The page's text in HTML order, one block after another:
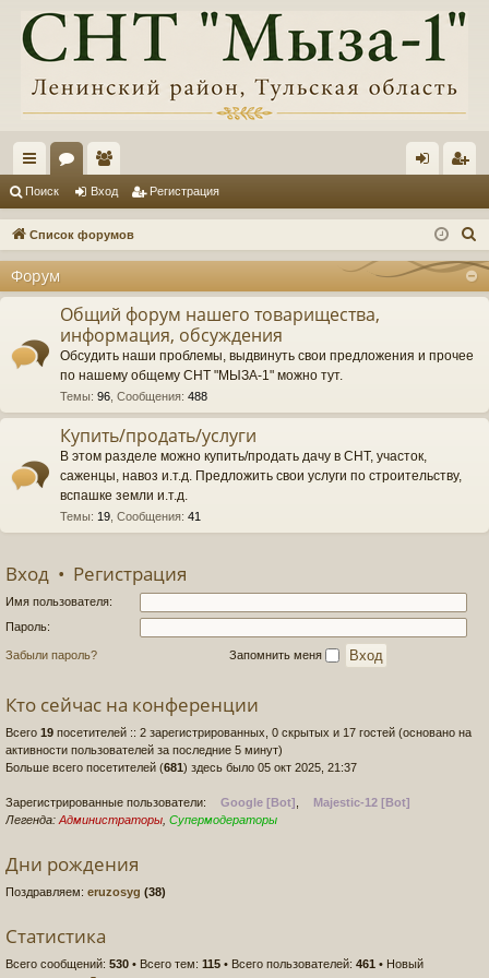
с
ы
и
ум
ол
ьз
ат
ел
и
д ис
ац
Поиск Вход Регистрация
Список форумов
Форум
Общий форум нашего товарищества,
информация, обсуждения
Обсудить наши проблемы, выдвинуть свои предложения и прочее
по нашему общему СНТ "МЫЗА-1" можно тут.
Темы: 96 Сообщения: 488
Купить/продать/услуги
В этом разделе можно купить/продать дачу в СНТ, участок,
саженцы, навоз и.т.д. Предложить свои услуги по строительству,
вспашке земли и.т.д.
Темы: 19 Сообщения: 41
Вход • Регистрация
Имя пользователя:
Пароль:
Забыли пароль? Запомнить меня
Кто сейчас на конференции
Всего 19 посетителей :: 2 зарегистрированных, 0 скрытых и 17 гостей (основано на
активности пользователей за последние 5 минут)
Больше всего посетителей (681) здесь было 05 окт 2025, 21:37
Зарегистрированные пользователи: Google [Bot]
Majestic-12 [Bot]
Легенда: Администраторы Супермодераторы
Дни рождения
Поздравляем: eruzosyg (38)
Статистика
Всего сообщений: 530 • Всего тем: 115 • Всего пользователей: 461 • Новый